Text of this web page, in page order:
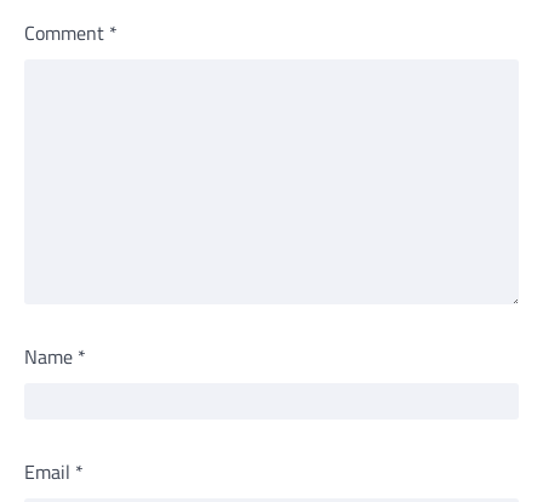
Comment *
Name *
Email *